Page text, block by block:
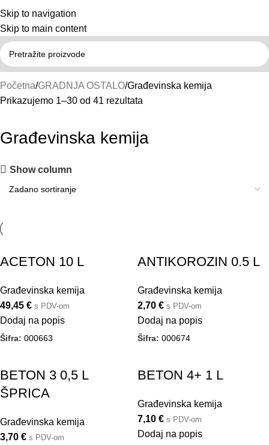
Skip to navigation
Skip to main content
Početna GRADNJA OSTALO Građevinska kemija
Prikazujemo 1–30 od 41 rezultata
Građevinska kemija
Show column
ACETON 10 L
Građevinska kemija
49,45 € s PDV-om
Dodaj na popis
Šifra: 000663
ANTIKOROZIN 0.5 L
Građevinska kemija
2,70 € s PDV-om
Dodaj na popis
Šifra: 000674
BETON 3 0,5 L
ŠPRICA
Građevinska kemija
3,70 € s PDV-om
BETON 4+ 1 L
Građevinska kemija
7,10 € s PDV-om
Dodaj na popis